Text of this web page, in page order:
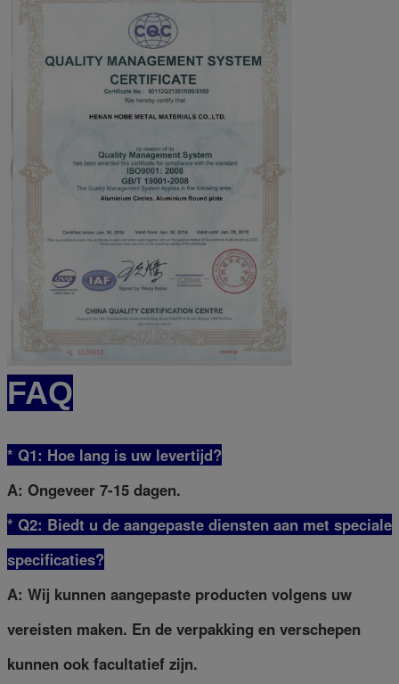
FAQ
* Q1: Hoe lang is uw levertijd?
A: Ongeveer 7-15 dagen.
* Q2: Biedt u de aangepaste diensten aan met speciale
specificaties?
A: Wij kunnen aangepaste producten volgens uw
vereisten maken. En de verpakking en verschepen
kunnen ook facultatief zijn.